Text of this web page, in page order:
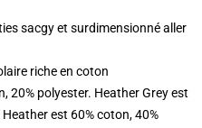
sacgy et surdimensionné aller
riche en coton
20% polyester. Heather Grey est
est 60% coton, 40%